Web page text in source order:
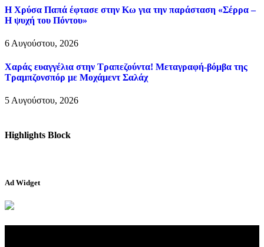
Η Χρύσα Παπά έφτασε στην Κω για την παράσταση «Σέρρα –
Η ψυχή του Πόντου»
6 Αυγούστου, 2026
Χαράς ευαγγέλια στην Τραπεζούντα! Μεταγραφή-βόμβα της
Τραμπζονσπόρ με Μοχάμεντ Σαλάχ
5 Αυγούστου, 2026
Highlights Block
Ad Widget